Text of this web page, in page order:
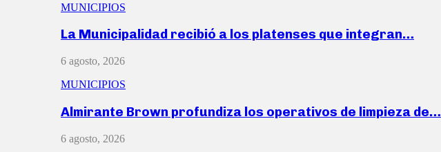
MUNICIPIOS
La Municipalidad recibió a los platenses que integran…
6 agosto, 2026
MUNICIPIOS
Almirante Brown profundiza los operativos de limpieza de…
6 agosto, 2026